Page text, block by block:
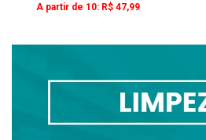
A partir de 10: R$ 47,99